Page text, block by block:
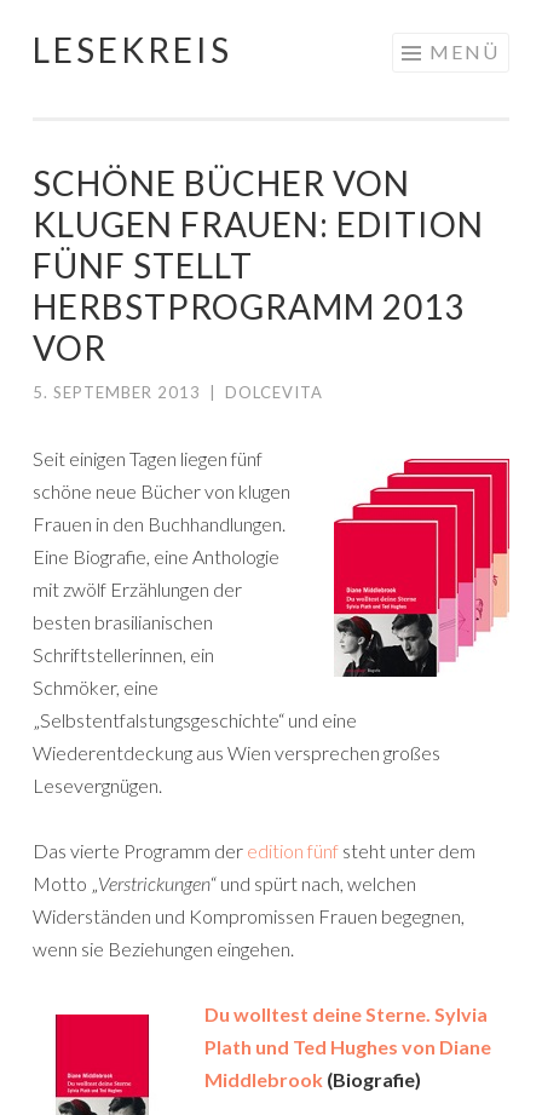
Springe
LESEKREIS MENÜ
SCHÖNE BÜCHER VON
KLUGEN FRAUEN: EDITION
FÜNF STELLT
HERBSTPROGRAMM 2013
VOR
5. SEPTEMBER 2013 DOLCEVITA
Seit einigen Tagen liegen fünf
schöne neue Bücher von klugen
Frauen in den Buchhandlungen.
Eine Biografie, eine Anthologie
mit zwölf Erzählungen der
besten brasilianischen
Schriftstellerinnen, ein
Schmöker, eine
„Selbstentfalstungsgeschichte“ und eine
Wiederentdeckung aus Wien versprechen großes
Lesevergnügen.
Das vierte Programm der edition fünf steht unter dem
Motto „Verstrickungen“ und spürt nach, welchen
Widerständen und Kompromissen Frauen begegnen,
wenn sie Beziehungen eingehen.
Du wolltest deine Sterne. Sylvia
Plath und Ted Hughes von Diane
Middlebrook (Biografie)